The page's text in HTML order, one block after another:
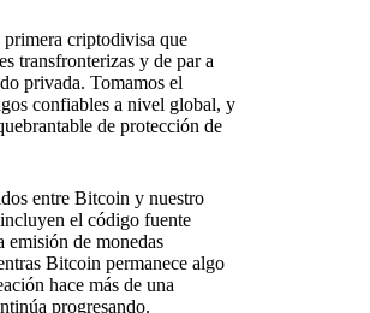
criptodivisa que
transfronterizas y de par a
privada. Tomamos el
confiables a nivel global, y
de protección de
entre Bitcoin y nuestro
el código fuente
emisión de monedas
Bitcoin permanece algo
hace más de una
progresando.